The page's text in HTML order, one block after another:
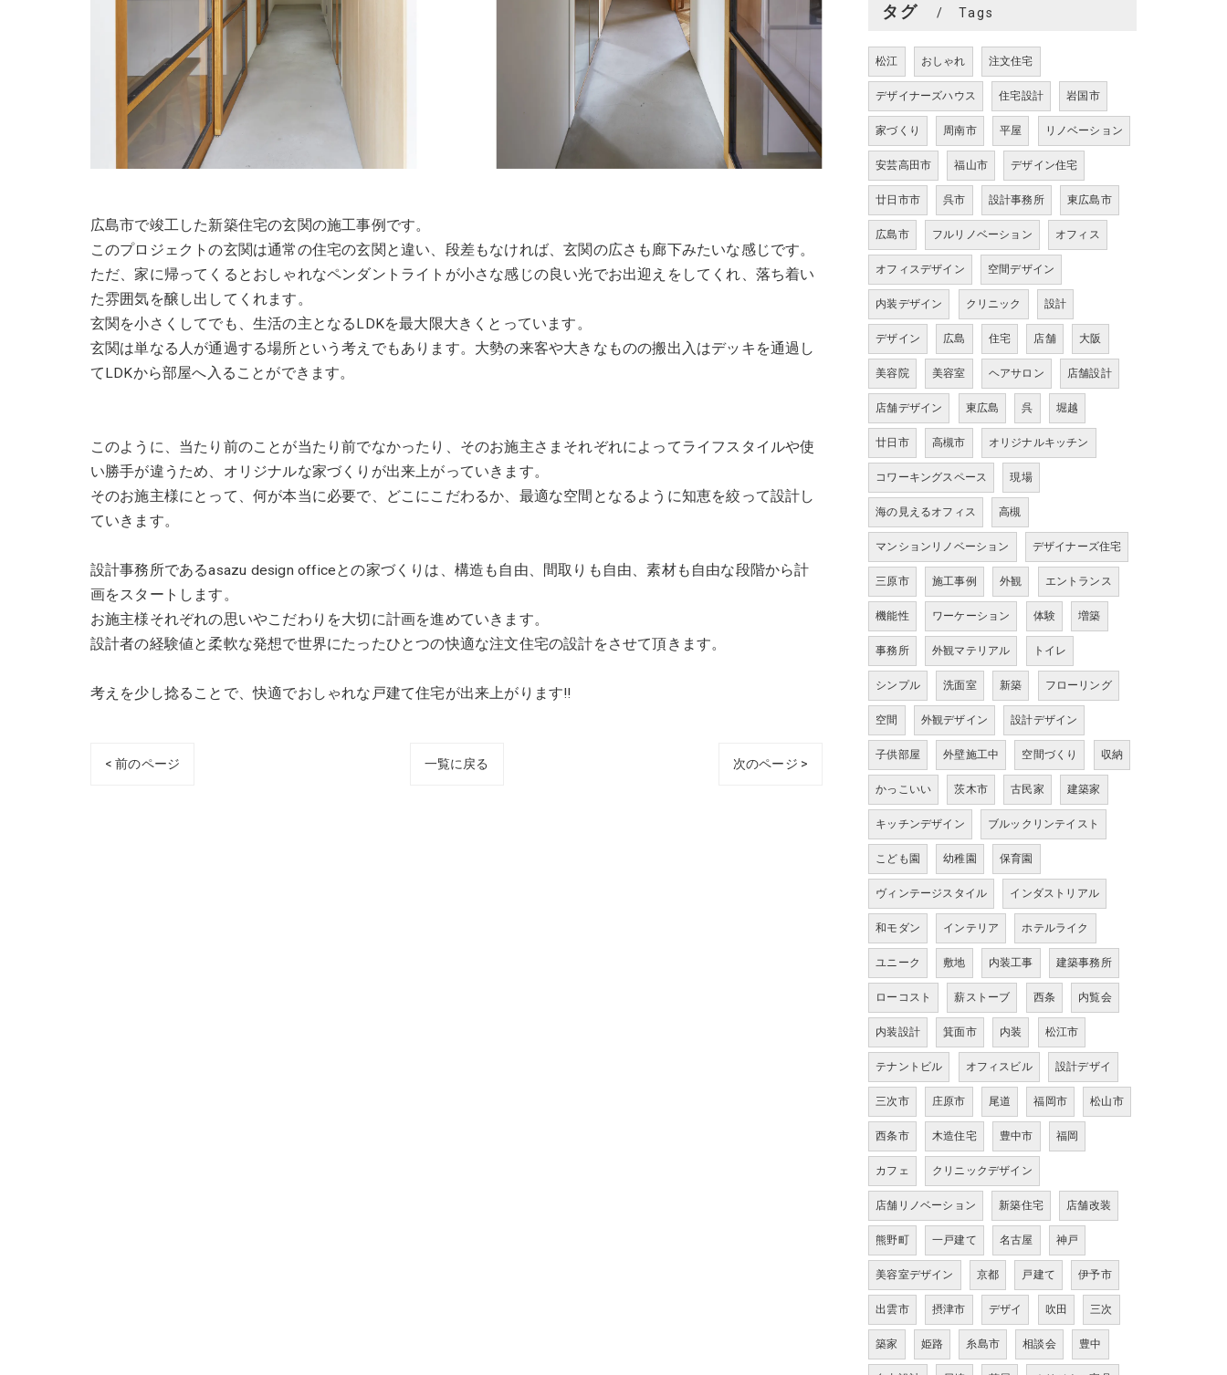
広島市で竣工した新築住宅の玄関の施工事例です。
このプロジェクトの玄関は通常の住宅の玄関と違い、段差もなければ、玄関の広さも廊下みたいな感じです。
ただ、家に帰ってくるとおしゃれなペンダントライトが小さな感じの良い光でお出迎えをしてくれ、落ち着い
た雰囲気を醸し出してくれます。
玄関を小さくしてでも、生活の主となるLDKを最大限大きくとっています。
玄関は単なる人が通過する場所という考えでもあります。大勢の来客や大きなものの搬出入はデッキを通過し
てLDKから部屋へ入ることができます。
このように、当たり前のことが当たり前でなかったり、そのお施主さまそれぞれによってライフスタイルや使
い勝手が違うため、オリジナルな家づくりが出来上がっていきます。
そのお施主様にとって、何が本当に必要で、どこにこだわるか、最適な空間となるように知恵を絞って設計し
ていきます。
設計事務所であるasazu design officeとの家づくりは、構造も自由、間取りも自由、素材も自由な段階から計
画をスタートします。
お施主様それぞれの思いやこだわりを大切に計画を進めていきます。
設計者の経験値と柔軟な発想で世界にたったひとつの快適な注文住宅の設計をさせて頂きます。
考えを少し捻ることで、快適でおしゃれな戸建て住宅が出来上がります!!
< 前のページ 一覧に戻る 次のページ >
タグ Tags
松江 おしゃれ 注文住宅
デザイナーズハウス 住宅設計 岩国市
家づくり 周南市 平屋 リノベーション
安芸高田市 福山市 デザイン住宅
廿日市市 呉市 設計事務所 東広島市
広島市 フルリノベーション オフィス
オフィスデザイン 空間デザイン
内装デザイン クリニック 設計
デザイン 広島 住宅 店舗 大阪
美容院 美容室 ヘアサロン 店舗設計
店舗デザイン 東広島 呉 堀越
廿日市 高槻市 オリジナルキッチン
コワーキングスペース 現場
海の見えるオフィス 高槻
マンションリノベーション デザイナーズ住宅
三原市 施工事例 外観 エントランス
機能性 ワーケーション 体験 増築
事務所 外観マテリアル トイレ
シンプル 洗面室 新築 フローリング
空間 外観デザイン 設計デザイン
子供部屋 外壁施工中 空間づくり 収納
かっこいい 茨木市 古民家 建築家
キッチンデザイン ブルックリンテイスト
こども園 幼稚園 保育園
ヴィンテージスタイル インダストリアル
和モダン インテリア ホテルライク
ユニーク 敷地 内装工事 建築事務所
ローコスト 薪ストーブ 西条 内覧会
内装設計 箕面市 内装 松江市
テナントビル オフィスビル 設計デザイ
三次市 庄原市 尾道 福岡市 松山市
西条市 木造住宅 豊中市 福岡
カフェ クリニックデザイン
店舗リノベーション 新築住宅 店舗改装
熊野町 一戸建て 名古屋 神戸
美容室デザイン 京都 戸建て 伊予市
出雲市 摂津市 デザイ 吹田 三次
築家 姫路 糸島市 相談会 豊中